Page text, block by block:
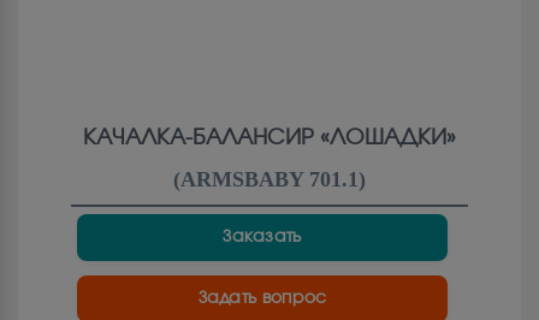
КАЧАЛКА-БАЛАНСИР «ЛОШАДКИ»
(ARMSBABY 701.1)
Заказать
Задать вопрос